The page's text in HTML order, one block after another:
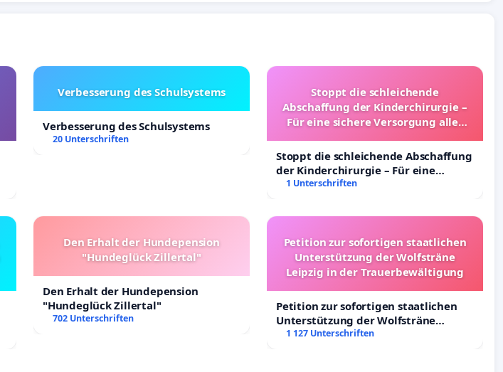
Verbesserung des Schulsystems
Verbesserung des Schulsystems
20 Unterschriften
Stoppt die schleichende
Abschaffung der Kinderchirurgie –
Für eine sichere Versorgung aller
Stoppt die schleichende Abschaffung
der Kinderchirurgie – Für eine
sichere Versorgung aller Kinder in
1 Unterschriften
Den Erhalt der Hundepension
"Hundeglück Zillertal"
Den Erhalt der Hundepension
"Hundeglück Zillertal"
702 Unterschriften
Petition zur sofortigen staatlichen
Unterstützung der Wolfsträne
Leipzig in der Trauerbewältigung
Petition zur sofortigen staatlichen
Unterstützung der Wolfsträne
Leipzig in der Trauerbewältigung
1 127 Unterschriften